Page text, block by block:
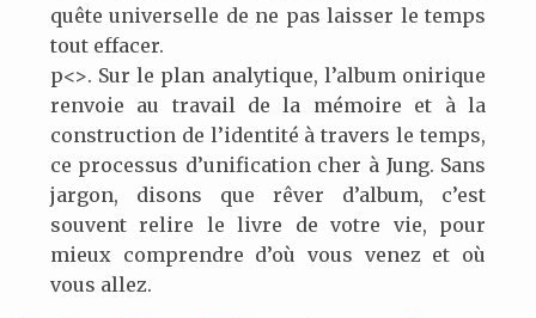
quête universelle de ne pas laisser le temps
tout effacer.
p<>. Sur le plan analytique, l’album onirique
renvoie au travail de la mémoire et à la
construction de l’identité à travers le temps,
ce processus d’unification cher à Jung. Sans
jargon, disons que rêver d’album, c’est
souvent relire le livre de votre vie, pour
mieux comprendre d’où vous venez et où
vous allez.